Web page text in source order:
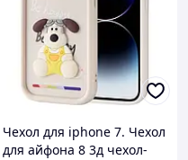
Чехол для iphone 7. Чехол
для айфона 8 3д чехол-